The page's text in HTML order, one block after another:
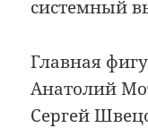
системный
Главная
Анатолий
Сергей